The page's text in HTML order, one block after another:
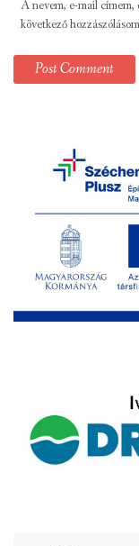
A nevem, e-mail címem,
következő